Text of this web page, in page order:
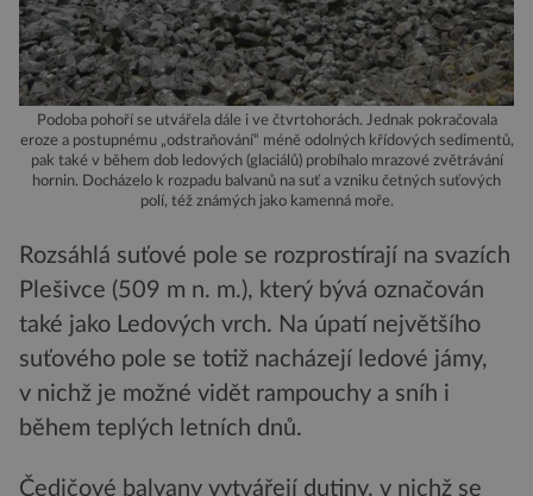
Podoba pohoří se utvářela dále i ve čtvrtohorách. Jednak pokračovala
eroze a postupnému „odstraňování“ méně odolných křídových sedimentů,
pak také v během dob ledových (glaciálů) probíhalo mrazové zvětrávání
hornin. Docházelo k rozpadu balvanů na suť a vzniku četných suťových
polí, též známých jako kamenná moře.
Rozsáhlá suťové pole se rozprostírají na svazích
Plešivce (509 m n. m.), který bývá označován
také jako Ledových vrch. Na úpatí největšího
suťového pole se totiž nacházejí ledové jámy,
v nichž je možné vidět rampouchy a sníh i
během teplých letních dnů.
Čedičové balvany vytvářejí dutiny, v nichž se